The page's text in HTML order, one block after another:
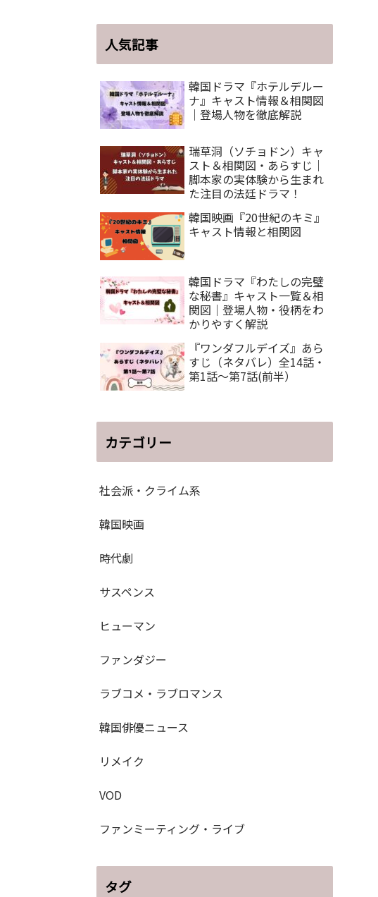
人気記事
韓国ドラマ『ホテルデルー
ナ』キャスト情報＆相関図
｜登場人物を徹底解説
瑞草洞（ソチョドン）キャ
スト＆相関図・あらすじ｜
脚本家の実体験から生まれ
た注目の法廷ドラマ！
韓国映画『20世紀のキミ』
キャスト情報と相関図
韓国ドラマ『わたしの完璧
な秘書』キャスト一覧＆相
関図｜登場人物・役柄をわ
かりやすく解説
『ワンダフルデイズ』あら
すじ（ネタバレ）全14話・
第1話～第7話(前半）
カテゴリー
社会派・クライム系
韓国映画
時代劇
サスペンス
ヒューマン
ファンダジー
ラブコメ・ラブロマンス
韓国俳優ニュース
リメイク
VOD
ファンミーティング・ライブ
タグ